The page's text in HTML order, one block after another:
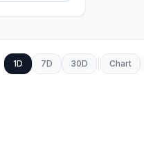
1D 7D 30D Chart